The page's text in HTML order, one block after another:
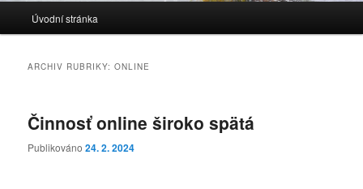
navigační
Úvodní stránka
ARCHIV RUBRIKY:ONLINE
Činnosť online široko spätá
Publikováno24. 2. 2024